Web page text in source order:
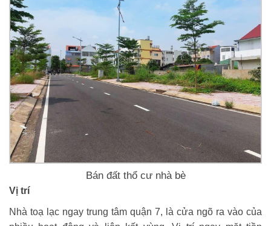
Bán đất thổ cư nhà bè
Vị trí
Nhà toạ lạc ngay trung tâm quận 7, là cửa ngõ ra vào của